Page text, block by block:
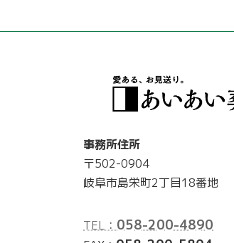
事務所住所
〒502-0904
岐阜市島栄町2丁目18番地
TEL： 058-200-4890